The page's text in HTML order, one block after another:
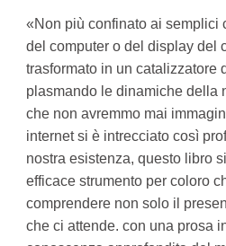
«Non più confinato ai semplici
del computer o del display del
trasformato in un catalizzatore
plasmando le dinamiche della
che non avremmo mai
internet si è intrecciato così
nostra esistenza, questo libro
efficace strumento per coloro
comprendere non solo il
che ci attende. con una prosa